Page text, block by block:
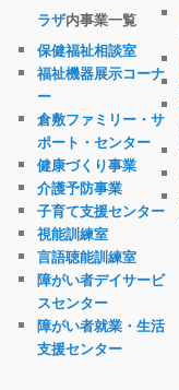
ラザ内事業一覧
保健福祉相談室
福祉機器展示コーナ
ー
倉敷ファミリー・サ
ポート・センター
健康づくり事業
介護予防事業
子育て支援センター
視能訓練室
言語聴能訓練室
障がい者デイサービ
スセンター
障がい者就業・生活
支援センター